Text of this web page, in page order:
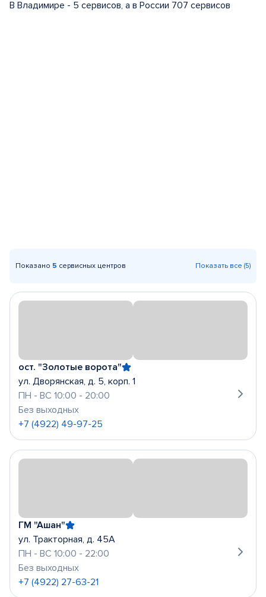
В Владимире - 5 сервисов, а в России 707 сервисов
Показано 5 сервисных центров Показать все (5)
ост. "Золотые ворота"
ул. Дворянская, д. 5, корп. 1
ПН - ВС 10:00 - 20:00
Без выходных
+7 (4922) 49-97-25
ГМ "Ашан"
ул. Тракторная, д. 45А
ПН - ВС 10:00 - 22:00
Без выходных
+7 (4922) 27-63-21